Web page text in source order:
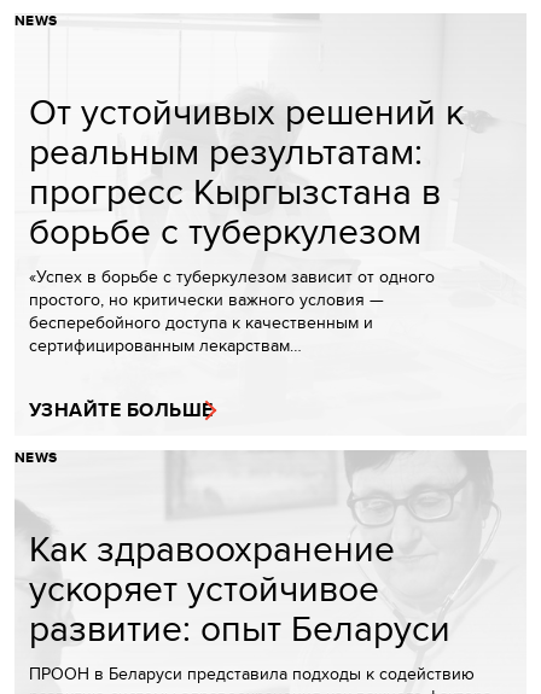
NEWS
От устойчивых решений к
реальным результатам:
прогресс Кыргызстана в
борьбе с туберкулезом
«Успех в борьбе с туберкулезом зависит от одного
простого, но критически важного условия —
бесперебойного доступа к качественным и
сертифицированным лекарствам…
УЗНАЙТЕ БОЛЬШЕ
NEWS
Как здравоохранение
ускоряет устойчивое
развитие: опыт Беларуси
ПРООН в Беларуси представила подходы к содействию